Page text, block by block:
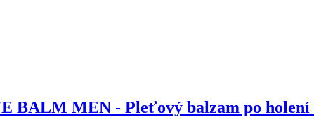
BALM MEN - Pleťový balzam po holení